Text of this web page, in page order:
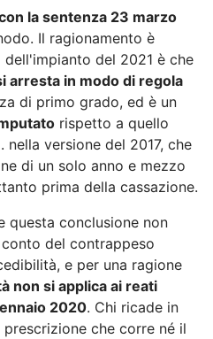
la sentenza 23 marzo
Il ragionamento è
del 2021 è che
arresta in modo di regola
di primo grado, ed è un
rispetto a quello
versione del 2017, che
di un solo anno e mezzo
prima della cassazione.
questa conclusione non
del contrappeso
e per una ragione
non si applica ai reati
2020. Chi ricade in
che corre né il